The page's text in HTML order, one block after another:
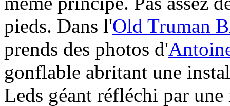
pieds. Dans l'Old Truman
prends des photos d'
gonflable abritant une
Leds géant réfléchi par